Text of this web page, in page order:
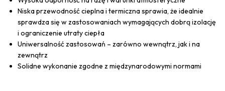
Niska przewodność cieplna i termiczna sprawia, że idealnie
sprawdza się w zastosowaniach wymagających dobrą izolację
i ograniczenie utraty ciepła
Uniwersalność zastosowań – zarówno wewnątrz, jak i na
zewnątrz
Solidne wykonanie zgodne z międzynarodowymi normami